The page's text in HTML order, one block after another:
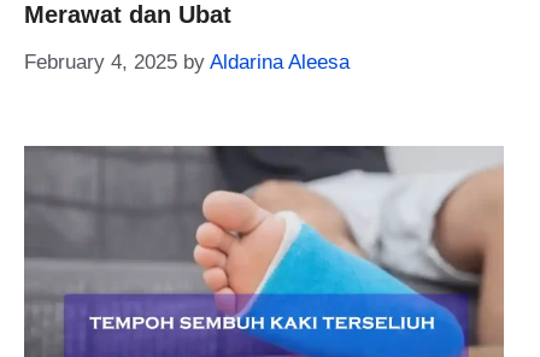
Merawat dan Ubat
February 4, 2025 by Aldarina Aleesa